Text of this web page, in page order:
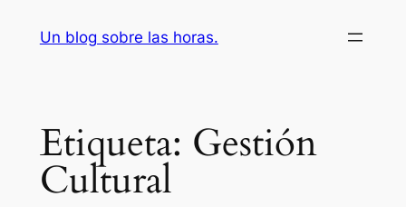
Un blog sobre las horas.
Etiqueta: Gestión
Cultural